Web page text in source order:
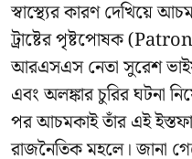
স্বাস্থ্যের কারণ দেখিয়ে
ট্রাষ্টেরপৃষ্টপোষক
আরএসএস নেতা সুরেশ
এবং অলঙ্কার চুরির ঘটনা
পর আচমকাই তাঁর এই
রাজনৈতিক মহলে। জানা